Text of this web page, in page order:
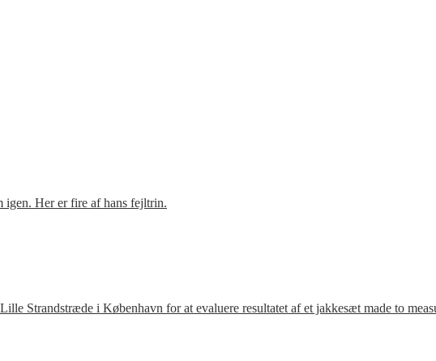
Her er fire af hans fejltrin.
Strandstræde i København for at evaluere resultatet af et jakkesæt made to